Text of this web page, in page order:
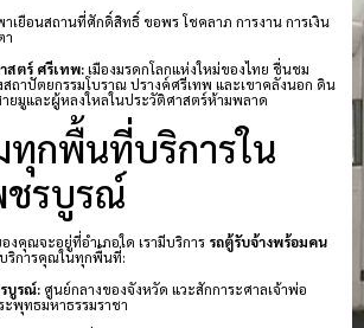
าเยือนสถานที่ศักดิ์สิทธิ์ ขอพร โชคลาภ การงาน การเงิน
า
สตร์ ศรีเทพ:เมืองมรดกโลกแห่งใหม่ของไทย ชื่นชม
ถาปัตยกรรมโบราณ ปรางค์ศรีเทพ และเขาคลังนอก ดิน
ยมูและผู้หลงใหลในประวัติศาสตร์ห้ามพลาด
กพื้นที่บริการใน
ชรบูรณ์
งคุณจะอยู่ที่อำเภอใด เรามีบริการ รถตู้รับจ้างพร้อมคน
ริการคุณในทุกพื้นที่:
บูรณ์: ศูนย์กลางของจังหวัด แวะสักการะศาลเจ้าพ่อ
ะพุทธมหาธรรมราชา